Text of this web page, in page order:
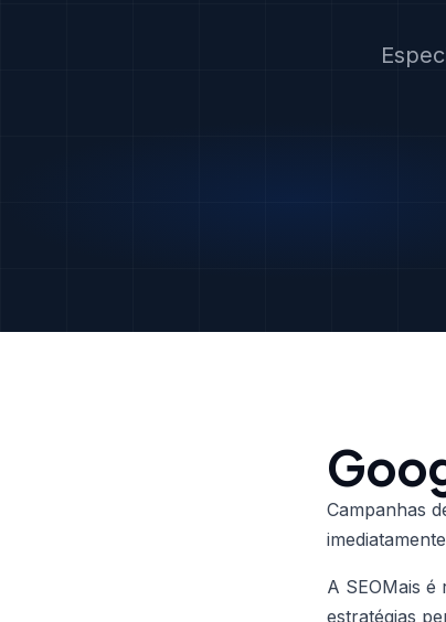
Campanhas
A SEOMais é
estratégias